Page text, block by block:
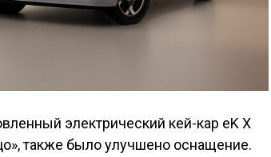
электрический кей-кар eK X
также было улучшено оснащение.